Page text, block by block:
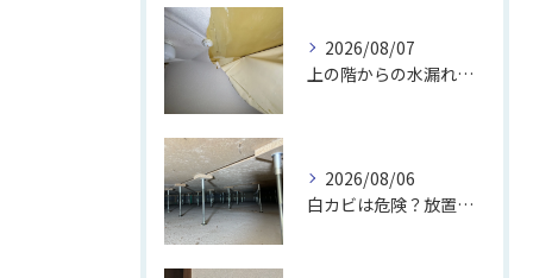
2026/08/07
上の階からの水漏れでカビ｜対処法と業者
2026/08/06
白カビは危険？放置のリスクと取り方